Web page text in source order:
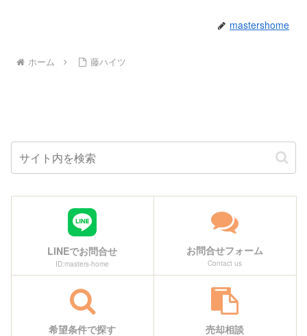
mastershome
ホーム 藤ハイツ
LINEでお問合せ
ID:masters-home
お問合せフォーム
Contact us
希望条件で探す 売却相談